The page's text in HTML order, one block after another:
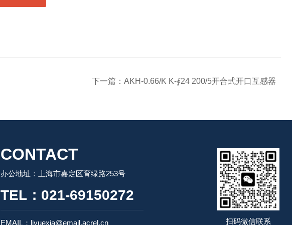
下一篇： AKH-0.66/K K-∮24 200/5开合式开口互感器
CONTACT
办公地址：上海市嘉定区育绿路253号
TEL：021-69150272
EMAIL：liyuexia@email.acrel.cn 扫码微信联系